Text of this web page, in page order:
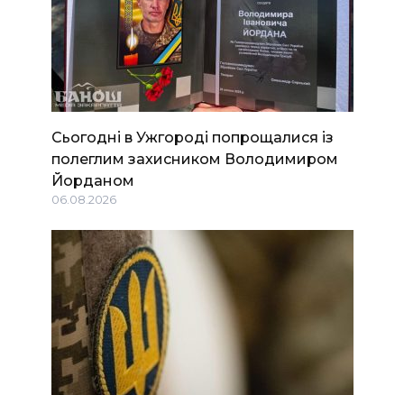
Сьогодні в Ужгороді попрощалися із
полеглим захисником Володимиром
Йорданом
06.08.2026